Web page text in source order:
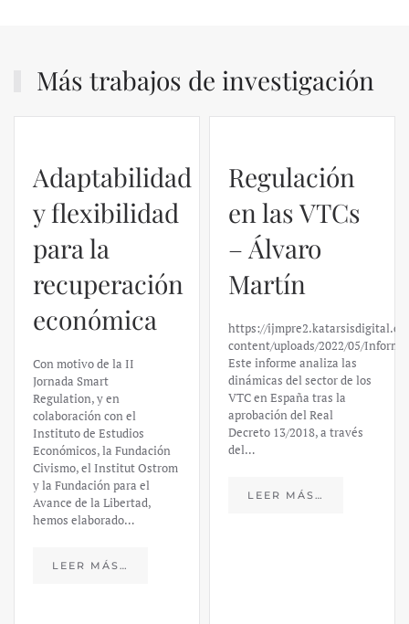
Más trabajos de investigación
Adaptabilidad
y flexibilidad
para la
recuperación
económica
Con motivo de la II
Jornada Smart
Regulation, y en
colaboración con el
Instituto de Estudios
Económicos, la Fundación
Civismo, el Institut Ostrom
y la Fundación para el
Avance de la Libertad,
hemos elaborado…
LEER MÁS…
Regulación
en las VTCs
– Álvaro
Martín
https://
content/uploads/2022/05/
Este informe analiza las
dinámicas del sector de los
VTC en España tras la
aprobación del Real
Decreto 13/2018, a través
del…
LEER MÁS…